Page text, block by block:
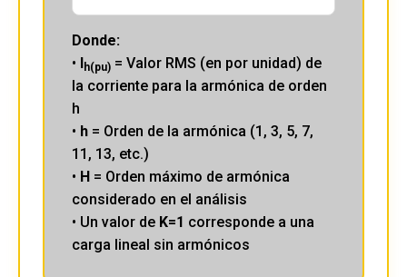
Donde:
• Ih(pu) = Valor RMS (en por unidad) de
la corriente para la armónica de orden
h
• h = Orden de la armónica (1, 3, 5, 7,
11, 13, etc.)
• H = Orden máximo de armónica
considerado en el análisis
• Un valor de K=1 corresponde a una
carga lineal sin armónicos